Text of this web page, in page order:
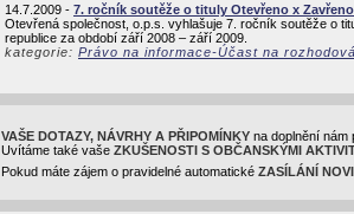
14.7.2009 - 7. ročník soutěže o tituly Otevřeno x Zavřeno
Otevřená společnost, o.p.s. vyhlašuje 7. ročník soutěže o
republice za období září 2008 – září 2009.
kategorie: Právo na informace-Účast na
VAŠE DOTAZY, NÁVRHY A PŘIPOMÍNKY na doplnění
Uvítáme také vaše ZKUŠENOSTI S OBČANSKÝMI
Pokud máte zájem o pravidelné automatické ZASÍLÁNÍ